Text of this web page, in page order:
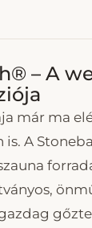
– A
már ma
A